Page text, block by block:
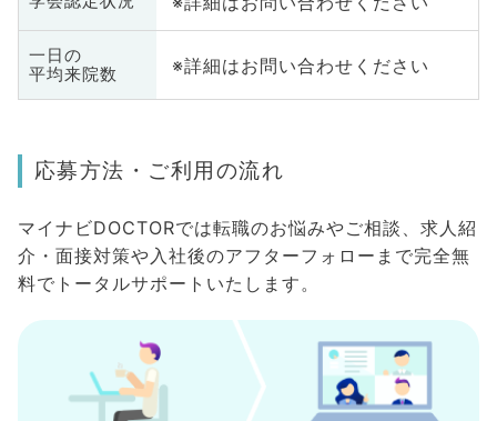
一日の
平均来院数
※詳細はお問い合わせください
応募方法・ご利用の流れ
マイナビDOCTORでは転職のお悩みやご相談、求人紹
介・面接対策や入社後のアフターフォローまで完全無
料でトータルサポートいたします。